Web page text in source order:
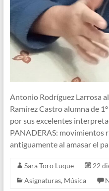
Antonio Rodríguez Larrosa
Ramírez Castro alumna de
por sus excelentes
PANADERAS: movimientos
antiguamente al amasar el
Sara Toro Luque
22
Asignaturas, Música